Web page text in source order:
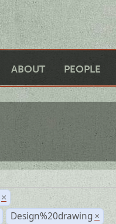
ABOUT PEOPLE
×
Design%20drawing ×